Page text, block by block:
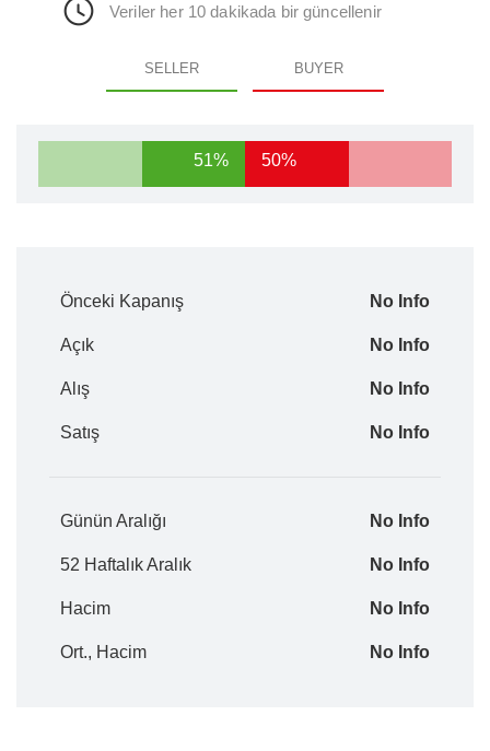
Veriler her 10 dakikada bir güncellenir
SELLER BUYER
51% 50%
Önceki Kapanış No Info
Açık No Info
Alış No Info
Satış No Info
Günün Aralığı No Info
52 Haftalık Aralık No Info
Hacim No Info
Ort., Hacim No Info